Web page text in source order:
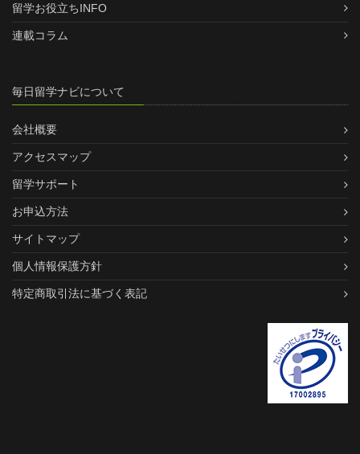
留学お役立ちINFO
連載コラム
毎日留学ナビについて
会社概要
アクセスマップ
留学サポート
お申込方法
サイトマップ
個人情報保護方針
特定商取引法に基づく表記